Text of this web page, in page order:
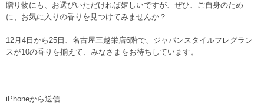
贈り物にも、お選びいただければ嬉しいですが、ぜひ、ご自身のため
に、お気に入りの香りを見つけてみませんか？
12月4日から25日、名古屋三越栄店6階で、ジャパンスタイルフレグラン
スが10の香りを揃えて、みなさまをお待ちしています。
iPhoneから送信